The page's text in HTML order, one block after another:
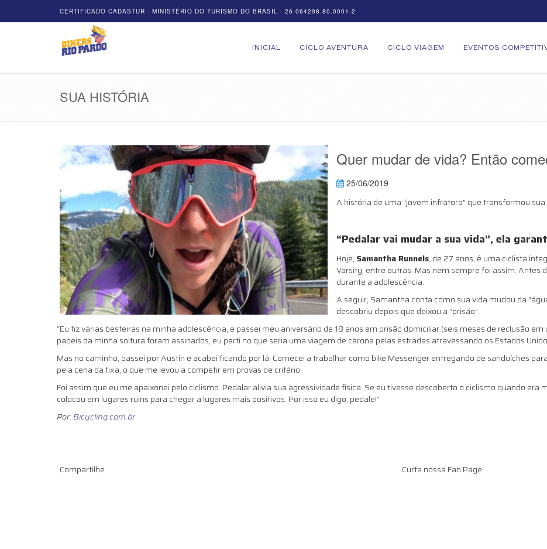
CERTIFICADO CADASTUR - MINISTÉRIO DO TURISMO DO BRASIL - 26.064298.80.0001-2
INICIAL CICLO AVENTURA CICLO VIAGEM EVENTOS
SUA HISTÓRIA
Quer mudar de vida? Então
25/06/2019
A história de uma "jovem infratora" que transformou
“Pedalar vai mudar a sua vida”, ela
Hoje, Samantha Runnels, de 27 anos, é uma ciclista
Varsity, entre outras. Mas nem sempre foi assim. Antes
durante a adolescência.
A seguir, Samantha conta como sua vida mudou da
descobriu depois que deixou a “prisão”.
“Eu fiz várias besteiras na minha adolescência, e passei meu aniversário de 18 anos em prisão domiciliar (seis meses de reclusão
papeis da minha soltura foram assinados, eu parti no que seria uma viagem de carona pelas estradas atravessando os Estados
Mas no caminho, passei por Austin e acabei ficando por lá. Comecei a trabalhar como bike Messenger entregando de sanduíches
pela cena da fixa, o que me levou a competir em provas de critério.
Foi assim que eu me apaixonei pelo ciclismo. Pedalar alivia sua agressividade física. Se eu tivesse descoberto o ciclismo quando era
colocou em lugares ruins para chegar a lugares mais positivos. Por isso eu digo, pedale!”
Por:Bicycling.com.br
Compartilhe Curta nossa Fan Page